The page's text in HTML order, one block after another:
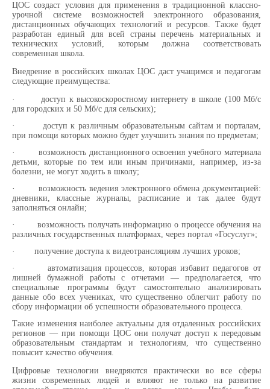
ЦОС создаст условия для применения в традиционной классно-
урочной системе возможностей электронного образования,
дистанционных обучающих технологий и ресурсов. Также будет
разработан единый для всей страны перечень материальных и
технических условий, которым должна соответствовать
современная школа.
Внедрение в российских школах ЦОС даст учащимся и педагогам
следующие преимущества:
·
доступ к высокоскоростному интернету в школе (100 Мб/с
для городских и 50 Мб/с для сельских);
·
доступ к различным образовательным сайтам и порталам,
при помощи которых можно будет улучшить знания по предметам;
·
возможность дистанционного освоения учебного материала
детьми, которые по тем или иным причинами, например, из-за
болезни, не могут ходить в школу;
·
возможность ведения электронного обмена документацией:
дневники, классные журналы, расписание и так далее будут
заполняться онлайн;
·
возможность получать информацию о процессе обучения на
различных государственных платформах, через портал «Госуслуг»;
·
получение доступа к видеотрансляциям лучших уроков;
·
автоматизация процессов, которая избавит педагогов от
лишней бумажной работы с отчетами — предполагается, что
специальные программы будут самостоятельно анализировать
данные обо всех учениках, что существенно облегчит работу по
сбору информации об успешности образовательного процесса.
Такие изменения наиболее актуальны для отдаленных российских
регионов — при помощи ЦОС они получат доступ к передовым
образовательным стандартам и технологиям, что существенно
повысит качество обучения.
Цифровые технологии внедряются практически во все сферы
жизни современных людей и влияют не только на развитие